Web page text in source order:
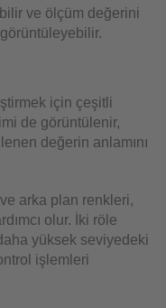
ve ölçüm değerini
için çeşitli
de görüntülenir,
değerin anlamını
arka plan renkleri,
olur. İki röle
daha yüksek seviyedeki
işlemleri